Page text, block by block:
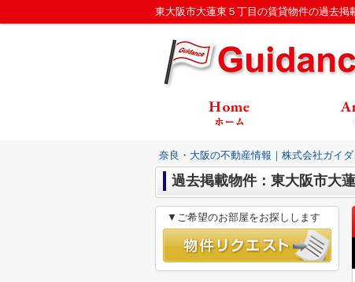
東大阪市大蓮東５丁目の賃貸物件の過去
奈良・大阪の不動産情報｜株式会社ガイダ
過去掲載物件：東大阪市大
▼ご希望のお部屋をお探しします